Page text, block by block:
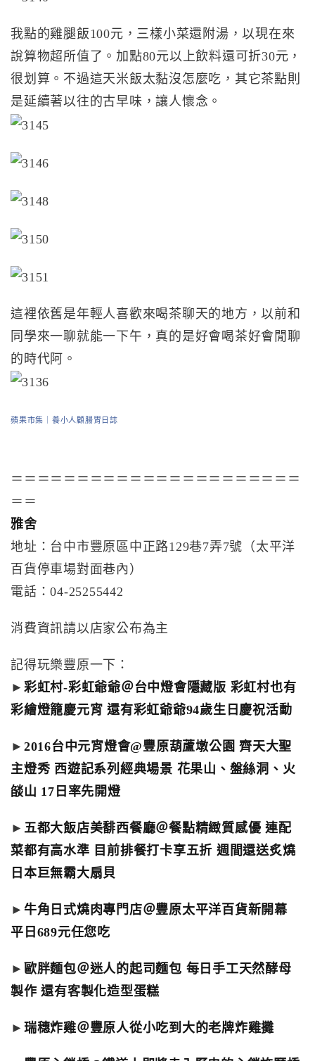
我點的雞腿飯100元，三樣小菜還附湯，以現在來
說算物超所值了。加點80元以上飲料還可折30元，
很划算。不過這天米飯太黏沒怎麼吃，其它茶點則
是延續著以往的古早味，讓人懷念。
這裡依舊是年輕人喜歡來喝茶聊天的地方，以前和
同學來一聊就能一下午，真的是好會喝茶好會閒聊
的時代阿。
蘋果市集｜養小人顧腸胃日誌
＝＝＝＝＝＝＝＝＝＝＝＝＝＝＝＝＝＝＝＝＝＝
＝＝
雅舍
地址：台中市豐原區中正路129巷7弄7號（太平洋
百貨停車場對面巷內）
電話：04-25255442
消費資訊請以店家公布為主
記得玩樂豐原一下：
► 彩虹村-彩虹爺爺＠台中燈會隱藏版 彩虹村也有
彩繪燈籠慶元宵 還有彩虹爺爺94歲生日慶祝活動
► 2016台中元宵燈會@豐原葫蘆墩公園 齊天大聖
主燈秀 西遊記系列經典場景 花果山、盤絲洞、火
燄山 17日率先開燈
► 五都大飯店美馡西餐廳＠餐點精緻質感優 連配
菜都有高水準 目前排餐打卡享五折 週間還送炙燒
日本巨無霸大扇貝
► 牛角日式燒肉專門店＠豐原太平洋百貨新開幕
平日689元任您吃
► 歐胖麵包＠迷人的起司麵包 每日手工天然酵母
製作 還有客製化造型蛋糕
► 瑞穗炸雞＠豐原人從小吃到大的老牌炸雞攤